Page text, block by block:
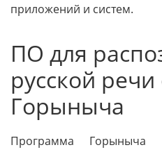
приложений и систем.
ПО для
русской речи
Горыныча
Программа Горыныча